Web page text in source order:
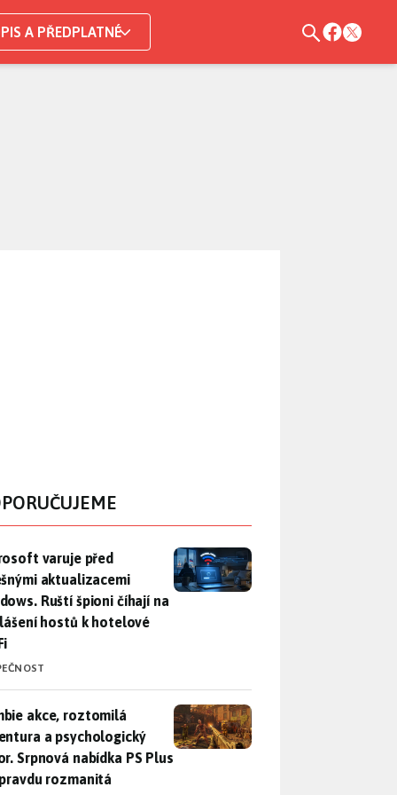
A PŘEDPLATNÉ
varuje před falešnými aktualizacemi Windows. Ruští
varuje před
aktualizacemi
Ruští špioni číhají na
hostů k hotelové
akce, roztomilá adventura a psychologický horor.
akce, roztomilá
a psychologický
Srpnová nabídka PS Plus
rozmanitá